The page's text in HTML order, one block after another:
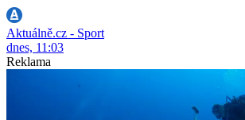
Aktuálně.cz - Sport
dnes, 11:03
Reklama